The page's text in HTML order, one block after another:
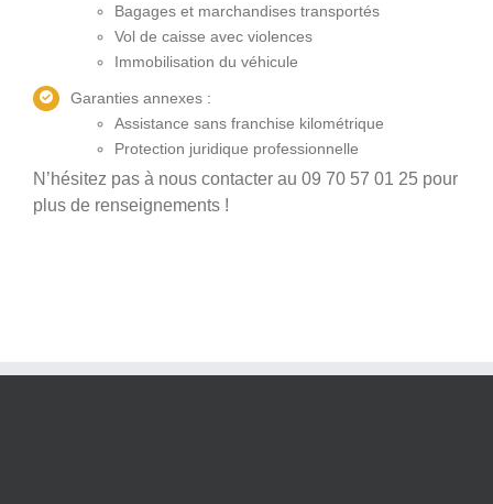
Bagages et marchandises transportés
Vol de caisse avec violences
Immobilisation du véhicule
Garanties annexes :
Assistance sans franchise kilométrique
Protection juridique professionnelle
N’hésitez pas à nous contacter au 09 70 57 01 25 pour
plus de renseignements !